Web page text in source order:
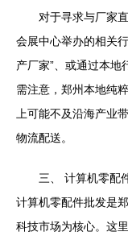
对于寻求与厂家
会展中心举办的相关
产厂家”、或通过本地
需注意，郑州本地纯
上可能不及沿海产业
物流配送。
三、 计算机零配
计算机零配件批发是
科技市场为核心。这